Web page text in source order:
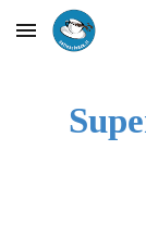
Skip to main